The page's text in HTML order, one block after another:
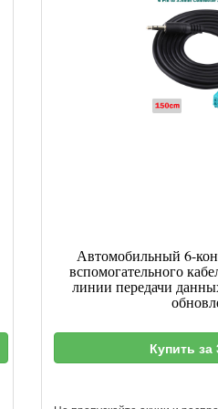
Автомобильный 6-
вспомогательного
линии передачи
Купить за